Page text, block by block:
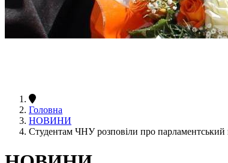
Головна
НОВИНИ
Студентам ЧНУ розповіли про